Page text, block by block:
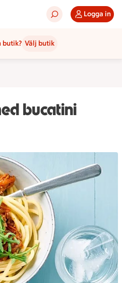
Logga in
butik? Välj butik
bucatini
har 0 kommentarer